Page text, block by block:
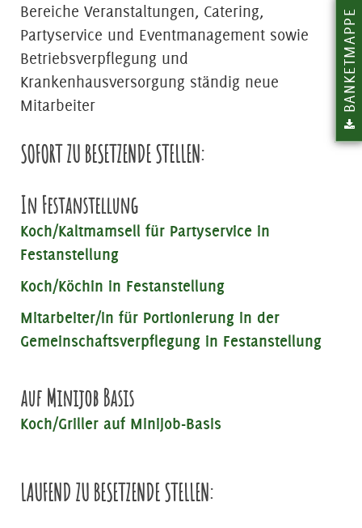
Bereiche Veranstaltungen, Catering,
Partyservice und Eventmanagement sowie
Betriebsverpflegung und
Krankenhausversorgung ständig neue
Mitarbeiter
SOFORT ZU BESETZENDE STELLEN:
In Festanstellung
Koch/Kaltmamsell für Partyservice in
Festanstellung
Koch/Köchin in Festanstellung
Mitarbeiter/in für Portionierung in der
Gemeinschaftsverpflegung in Festanstellung
auf Minijob Basis
Koch/Griller auf Minijob-Basis
LAUFEND ZU BESETZENDE STELLEN:
BANKETMAPPE